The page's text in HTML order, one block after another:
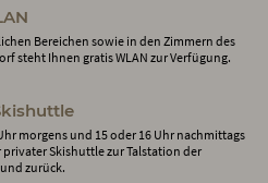
Bereichen sowie in den Zimmern des
steht Ihnen gratis WLAN zur Verfügung.
morgens und 15 oder 16 Uhr nachmittags
privater Skishuttle zur Talstation der
zurück.